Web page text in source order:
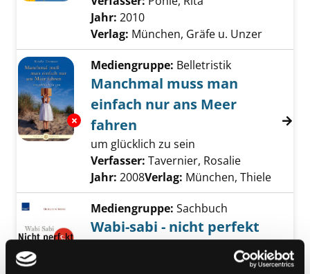
Jahr: 2010
Verlag: München, Gräfe u. Unzer
Exemplar-Details von Manchmal muss man
Mediengruppe: Belletristik
Manchmal muss man
einfach nur ans Meer
fahren
um glücklich zu sein
Verfasser: Tavernier, Rosalie
Jahr: 2008Verlag: München, Thiele
Exemplar-Details von Wabi-sabi - nicht
Mediengruppe: Sachbuch
Wabi-sabi - nicht perfekt
und trotzdem glücklich!